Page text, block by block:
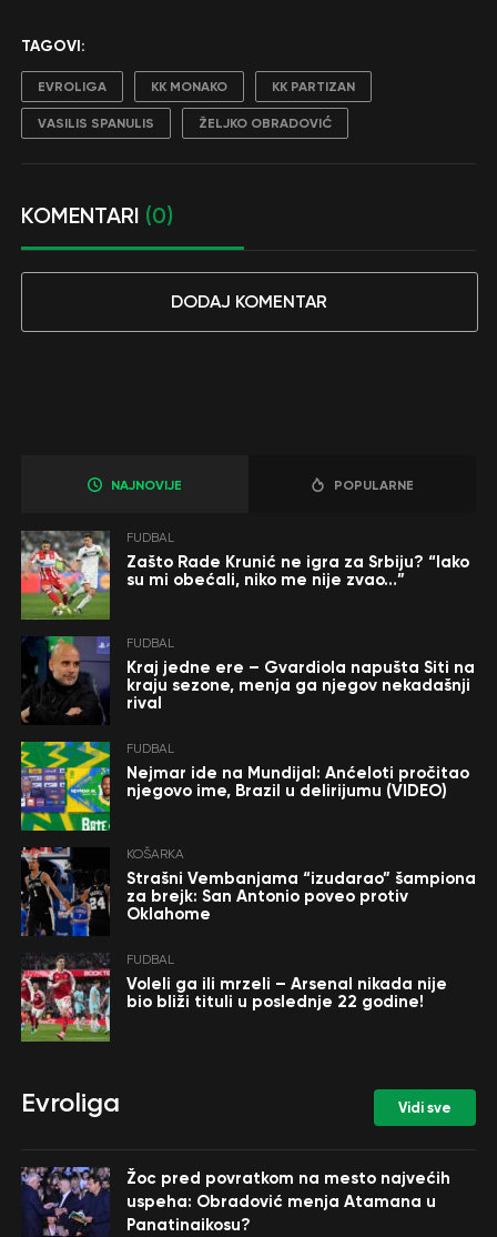
TAGOVI:
EVROLIGA KK MONAKO KK PARTIZAN
VASILIS SPANULIS ŽELJKO OBRADOVIĆ
KOMENTARI (0)
DODAJ KOMENTAR
NAJNOVIJE POPULARNE
FUDBAL
Zašto Rade Krunić ne igra za Srbiju? “Iako
su mi obećali, niko me nije zvao…”
FUDBAL
Kraj jedne ere – Gvardiola napušta Siti na
kraju sezone, menja ga njegov nekadašnji
rival
FUDBAL
Nejmar ide na Mundijal: Anćeloti pročitao
njegovo ime, Brazil u delirijumu (VIDEO)
KOŠARKA
Strašni Vembanjama “izudarao” šampiona
za brejk: San Antonio poveo protiv
Oklahome
FUDBAL
Voleli ga ili mrzeli – Arsenal nikada nije
bio bliži tituli u poslednje 22 godine!
Evroliga Vidi sve
Žoc pred povratkom na mesto najvećih
uspeha: Obradović menja Atamana u
Panatinaikosu?